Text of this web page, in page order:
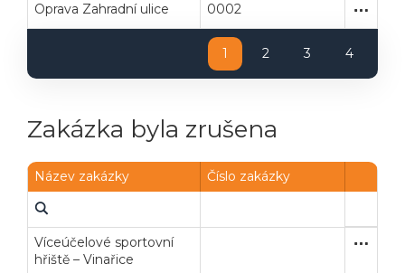
Oprava Zahradní ulice 0002
1 2 3 4
Zakázka byla zrušena
Název zakázky Číslo zakázky
Víceúčelové sportovní
hřiště – Vinařice
Služby